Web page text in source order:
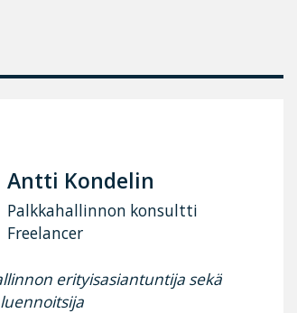
Antti Kondelin
Palkkahallinnon konsultti
Freelancer
erityisasiantuntija sekä